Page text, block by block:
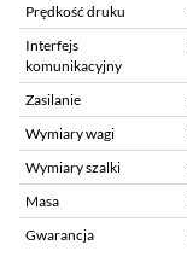
Prędkość druku
Interfejs
komunikacyjny
Zasilanie
Wymiary wagi
Wymiary szalki
Masa
Gwarancja